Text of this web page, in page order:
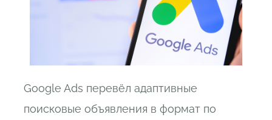
Google Ads перевёл адаптивные
поисковые объявления в формат по